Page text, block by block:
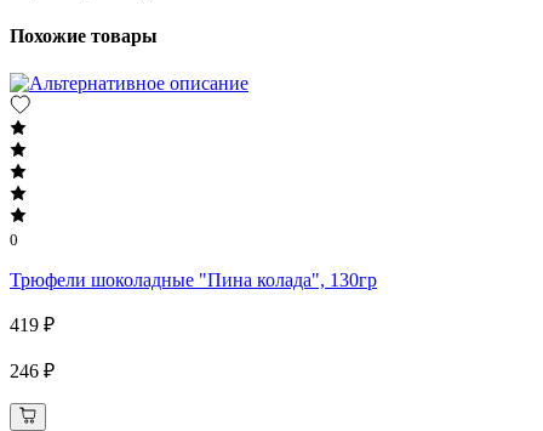
Похожие товары
0
Трюфели шоколадные "Пина колада", 130гр
419 ₽
246 ₽